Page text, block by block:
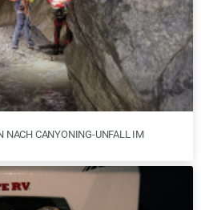
NACH CANYONING-UNFALL IM